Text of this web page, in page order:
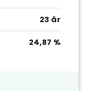
23 år
24,87 %